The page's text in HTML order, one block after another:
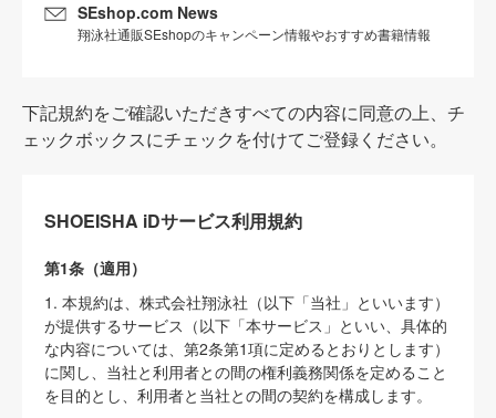
SEshop.com News
翔泳社通販SEshopのキャンペーン情報やおすすめ書籍情報
下記規約をご確認いただきすべての内容に同意の上、チ
ェックボックスにチェックを付けてご登録ください。
SHOEISHA iDサービス利用規約
第1条（適用）
1. 本規約は、株式会社翔泳社（以下「当社」といいます）
が提供するサービス（以下「本サービス」といい、具体的
な内容については、第2条第1項に定めるとおりとします）
に関し、当社と利用者との間の権利義務関係を定めること
を目的とし、利用者と当社との間の契約を構成します。